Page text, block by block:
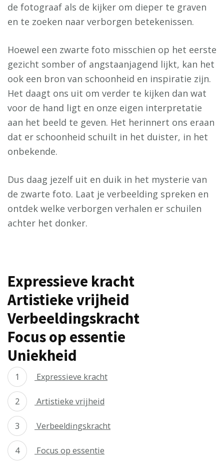
de fotograaf als de kijker om dieper te graven
en te zoeken naar verborgen betekenissen.
Hoewel een zwarte foto misschien op het eerste
gezicht somber of angstaanjagend lijkt, kan het
ook een bron van schoonheid en inspiratie zijn.
Het daagt ons uit om verder te kijken dan wat
voor de hand ligt en onze eigen interpretatie
aan het beeld te geven. Het herinnert ons eraan
dat er schoonheid schuilt in het duister, in het
onbekende.
Dus daag jezelf uit en duik in het mysterie van
de zwarte foto. Laat je verbeelding spreken en
ontdek welke verborgen verhalen er schuilen
achter het donker.
Expressieve kracht
Artistieke vrijheid
Verbeeldingskracht
Focus op essentie
Uniekheid
Expressieve kracht
Artistieke vrijheid
Verbeeldingskracht
Focus op essentie